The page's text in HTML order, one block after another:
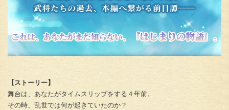
【ストーリー】
舞台は、あなたがタイムスリップをする４年前。
その時、乱世では何が起きていたのか？